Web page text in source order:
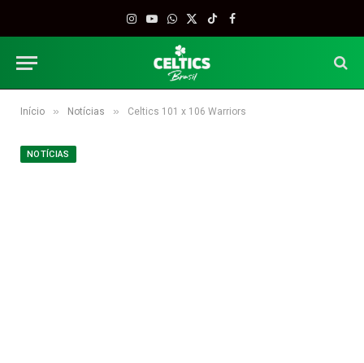
Instagram
YouTube
WhatsApp
X
TikTokFacebook
Início » Notícias » Celtics 101 x 106 Warriors
NOTÍCIAS